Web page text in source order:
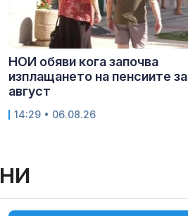
НОИ обяви кога започва
изплащането на пенсиите за
август
14:29 • 06.08.26